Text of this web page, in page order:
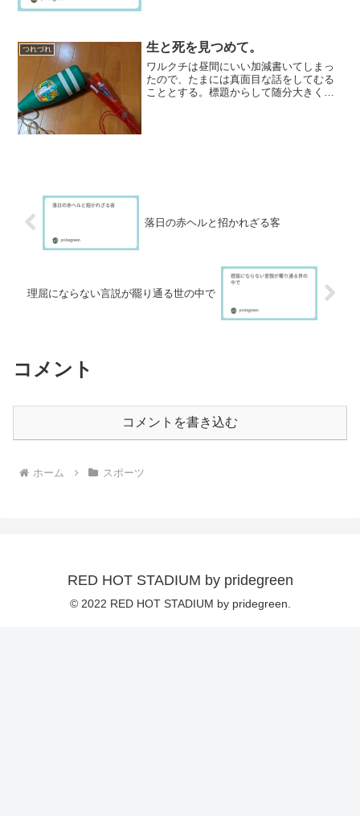
で済んだのである。そうで...
つれづれ 生と死を見つめて。
ワルクチは昼間にいい加減書いてしまっ
たので、たまには真面目な話をしてむる
こととする。標題からして随分大きく出
落日の赤ヘルと招かれざる客
理屈にならない言説が罷り通る世の中で
コメント
コメントを書き込む
ホーム スポーツ
RED HOT STADIUM by pridegreen
© 2022 RED HOT STADIUM by pridegreen.